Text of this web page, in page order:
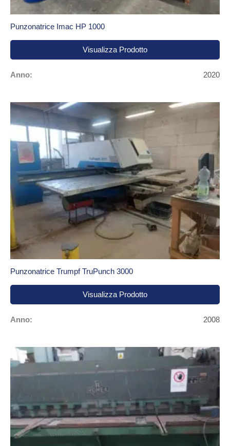
Punzonatrice Imac HP 1000
Visualizza Prodotto
Anno: 2020
Punzonatrice Trumpf TruPunch 3000
Visualizza Prodotto
Anno: 2008